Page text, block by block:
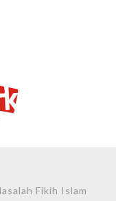
Fikih Islam